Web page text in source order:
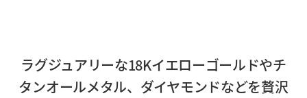
ラグジュアリーな18Kイエローゴールドやチ
タンオールメタル、ダイヤモンドなどを贅沢